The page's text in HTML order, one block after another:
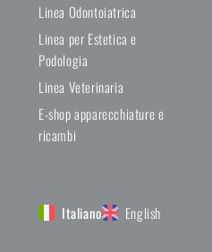
Linea Odontoiatrica
Linea per Estetica e
Podologia
Linea Veterinaria
E-shop apparecchiature e
ricambi
Italiano English